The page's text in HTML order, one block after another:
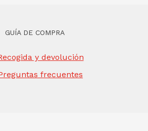
GUÍA DE COMPRA
y devolución
frecuentes